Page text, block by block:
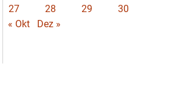
27
28 29
30
« Okt
Dez »